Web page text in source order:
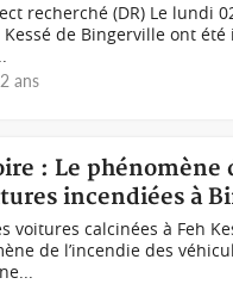
recherché (DR) Le lundi
Kessé de Bingerville ont
ans
: Le phénomène
incendiées à
voitures calcinées à Feh
de l’incendie des